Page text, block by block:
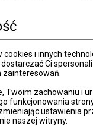
i innych
Ci
Twoim zachowaniu i
funkcjonowania
ustawienia
naszej witryny.
prywatności
prywatności
zamówień